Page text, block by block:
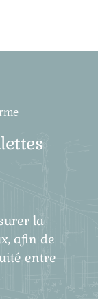
la
afin de
entre